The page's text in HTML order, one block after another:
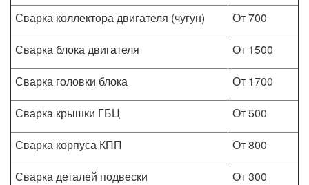
Сварка коллектора двигателя (чугун)
От 700
Сварка блока двигателя
От 1500
Сварка головки блока
От 1700
Сварка крышки ГБЦ
От 500
Сварка корпуса КПП
От 800
Сварка деталей подвески
От 300